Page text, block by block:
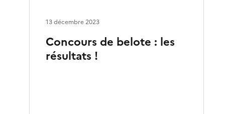
Concours de belote : les
résultats !
13 décembre 2023